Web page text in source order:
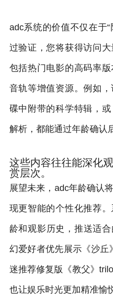
adc系统的价值不仅在于“
过验证，您将获得访问
包括热门电影的高码率
音轨等增值资源。例如
碟中附带的科学特辑，
解析，都能通过年龄确认
这些内容往往能深化
赏层次。
展望未来，adc年龄确认
现更智能的个性化推荐
龄和观影历史，推送适
幻爱好者优先展示《沙丘
迷推荐修复版《教父》
也让娱乐时光更加精准愉